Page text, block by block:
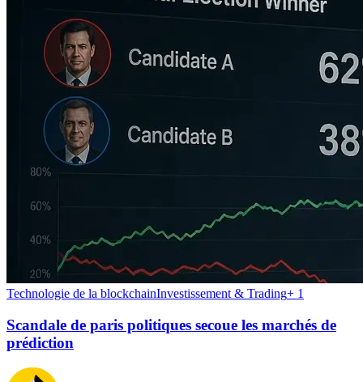
Technologie de la blockchainInvestissement & Trading+ 1
Scandale de paris politiques secoue les marchés de
prédiction